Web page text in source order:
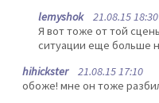
lemyshok21.08.15 18:30
Я вот тоже от той
ситуации еще больше
hihickster21.08.15 17:10
обоже! мне он тоже